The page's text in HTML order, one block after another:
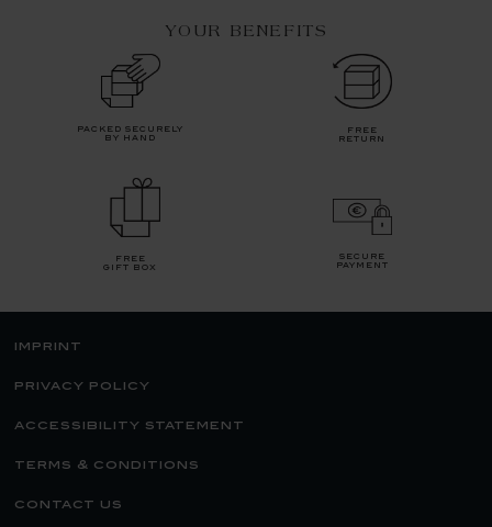
YOUR BENEFITS
packed securely
by hand
free
return
free
gift box
secure
payment
imprint
privacy policy
accessibility statement
terms & conditions
contact us